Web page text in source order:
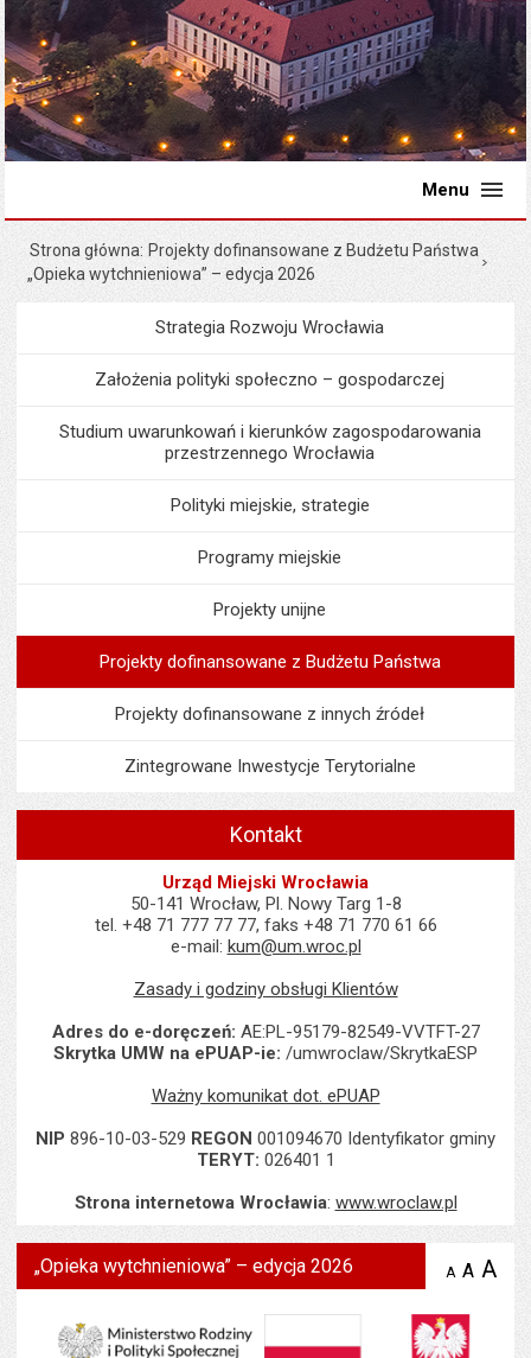
Menu
Strona główna Projekty dofinansowane z Budżetu Państwa
„Opieka wytchnieniowa” – edycja 2026
MenuProgramy i projekty
Strategia Rozwoju Wrocławia
Założenia polityki społeczno – gospodarczej
Studium uwarunkowań i kierunków zagospodarowania
przestrzennego Wrocławia
Polityki miejskie, strategie
Programy miejskie
Projekty unijne
Projekty dofinansowane z Budżetu Państwa
Projekty dofinansowane z innych źródeł
Zintegrowane Inwestycje Terytorialne
Kontakt
Urząd Miejski Wrocławia
50-141 Wrocław, Pl. Nowy Targ 1-8
tel. +48 71 777 77 77, faks +48 71 770 61 66
e-mail: kum@um.wroc.pl
Zasady i godziny obsługi Klientów
Adres do e-doręczeń: AE:PL-95179-82549-VVTFT-27
Skrytka UMW na ePUAP-ie: /umwroclaw/SkrytkaESP
Ważny komunikat dot. ePUAP
NIP 896-10-03-529 REGON 001094670 Identyfikator gminy
TERYT: 026401 1
Strona internetowa Wrocławia: www.wroclaw.pl
„Opieka wytchnieniowa” – edycja 2026 A zmniejsz
A A